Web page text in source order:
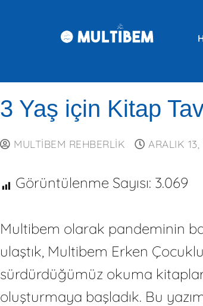
3 Yaş için Kitap
MULTIBEM REHBERLIK ARALIK 13,
Görüntülenme Sayısı: 3.069
Multibem olarak pandeminin
ulaştık, Multibem Erken
sürdürdüğümüz okuma
oluşturmaya başladık. Bu